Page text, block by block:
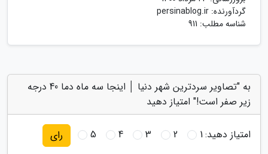
گردآورنده: persinablog.ir
شناسه مطلب: 911
به "تصاویر سردترین شهر دنیا │ اینجا سه ماه دما 40 درجه
زیر صفر است!" امتیاز دهید
امتیاز دهید:1
2
3
4
5 رای